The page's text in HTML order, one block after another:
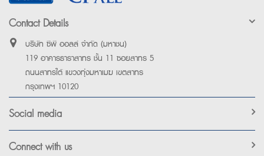
Contact Details
บริษัท ซีพี ออลล์ จำกัด (มหาชน)
119 อาคารธาราสาทร ชั้น 11 ซอยสาทร 5
ถนนสาทรใต้ แขวงทุ่งมหาเมฆ เขตสาทร
กรุงเทพฯ 10120
Social media
Connect with us